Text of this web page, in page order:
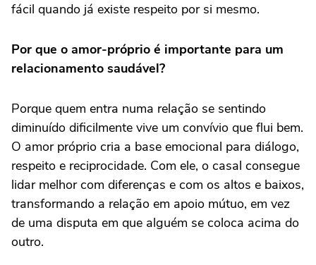
fácil quando já existe respeito por si mesmo.
Por que o amor-próprio é importante para um
relacionamento saudável?
Porque quem entra numa relação se sentindo
diminuído dificilmente vive um convívio que flui bem.
O amor próprio cria a base emocional para diálogo,
respeito e reciprocidade. Com ele, o casal consegue
lidar melhor com diferenças e com os altos e baixos,
transformando a relação em apoio mútuo, em vez
de uma disputa em que alguém se coloca acima do
outro.